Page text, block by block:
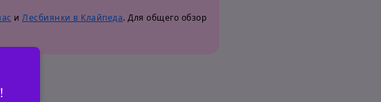
и Лесбиянки в Клайпеда. Для общего обзор